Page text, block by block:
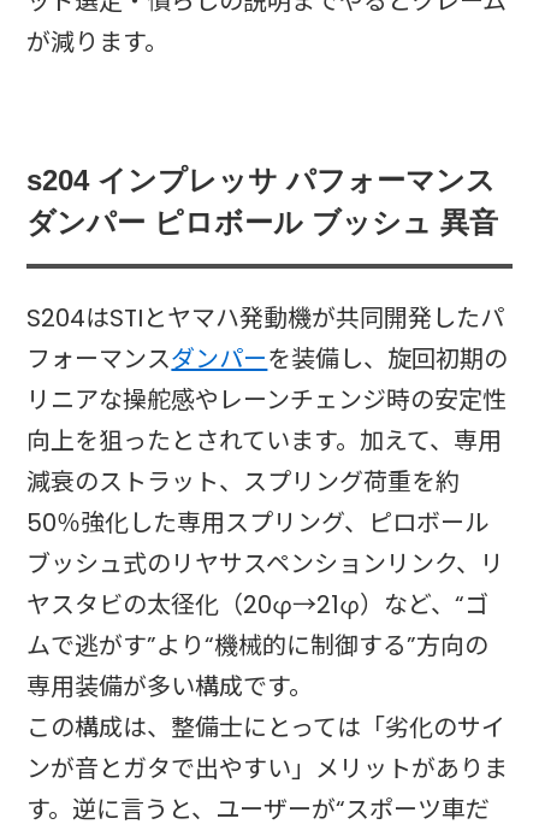
が減ります。
s204 インプレッサ パフォーマンス
ダンパー ピロボール ブッシュ 異音
S204はSTIとヤマハ発動機が共同開発したパ
フォーマンスダンパーを装備し、旋回初期の
リニアな操舵感やレーンチェンジ時の安定性
向上を狙ったとされています。加えて、専用
減衰のストラット、スプリング荷重を約
50％強化した専用スプリング、ピロボール
ブッシュ式のリヤサスペンションリンク、リ
ヤスタビの太径化（20φ→21φ）など、“ゴ
ムで逃がす”より“機械的に制御する”方向の
専用装備が多い構成です。
この構成は、整備士にとっては「劣化のサイ
ンが音とガタで出やすい」メリットがありま
す。逆に言うと、ユーザーが“スポーツ車だ